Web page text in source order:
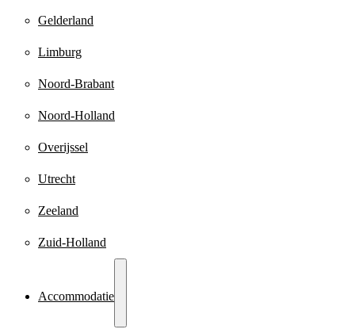
Gelderland
Limburg
Noord-Brabant
Noord-Holland
Overijssel
Utrecht
Zeeland
Zuid-Holland
Accommodatie